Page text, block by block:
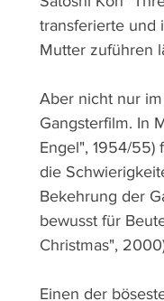
transferierte und
Mutter zuführen
Aber nicht nur
Gangsterfilm. In
Engel", 1954/
die
Bekehrung der
bewusst für
Christmas",
Einen der